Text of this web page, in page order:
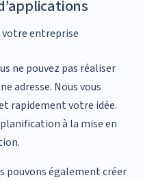
entreprise
ne pouvez pas réaliser
adresse. Nous vous
rapidement votre idée.
à la mise en
pouvons également créer